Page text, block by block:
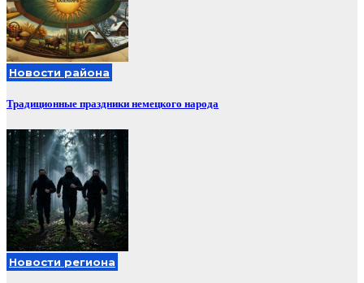
Новости района
Традиционные праздники немецкого народа
Новости региона